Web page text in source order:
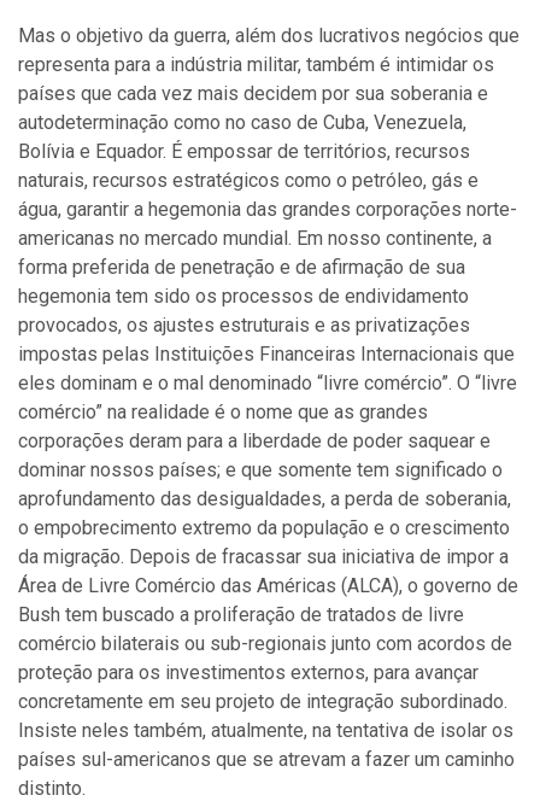
Mas o objetivo da guerra, além dos lucrativos negócios que
representa para a indústria militar, também é intimidar os
países que cada vez mais decidem por sua soberania e
autodeterminação como no caso de Cuba, Venezuela,
Bolívia e Equador. É empossar de territórios, recursos
naturais, recursos estratégicos como o petróleo, gás e
água, garantir a hegemonia das grandes corporações norte-
americanas no mercado mundial. Em nosso continente, a
forma preferida de penetração e de afirmação de sua
hegemonia tem sido os processos de endividamento
provocados, os ajustes estruturais e as privatizações
impostas pelas Instituições Financeiras Internacionais que
eles dominam e o mal denominado “livre comércio”. O “livre
comércio” na realidade é o nome que as grandes
corporações deram para a liberdade de poder saquear e
dominar nossos países; e que somente tem significado o
aprofundamento das desigualdades, a perda de soberania,
o empobrecimento extremo da população e o crescimento
da migração. Depois de fracassar sua iniciativa de impor a
Área de Livre Comércio das Américas (ALCA), o governo de
Bush tem buscado a proliferação de tratados de livre
comércio bilaterais ou sub-regionais junto com acordos de
proteção para os investimentos externos, para avançar
concretamente em seu projeto de integração subordinado.
Insiste neles também, atualmente, na tentativa de isolar os
países sul-americanos que se atrevam a fazer um caminho
distinto.